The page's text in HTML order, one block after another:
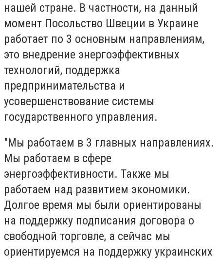
нашей стране. В частности, на данный
момент Посольство Швеции в Украине
работает по 3 основным направлениям,
это внедрение энергоэффективных
технологий, поддержка
предпринимательства и
усовершенствование системы
государственного управления.
"Мы работаем в 3 главных направлениях.
Мы работаем в сфере
энергоэффективности. Также мы
работаем над развитием экономики.
Долгое время мы были ориентированы
на поддержку подписания договора о
свободной торговле, а сейчас мы
ориентируемся на поддержку украинских